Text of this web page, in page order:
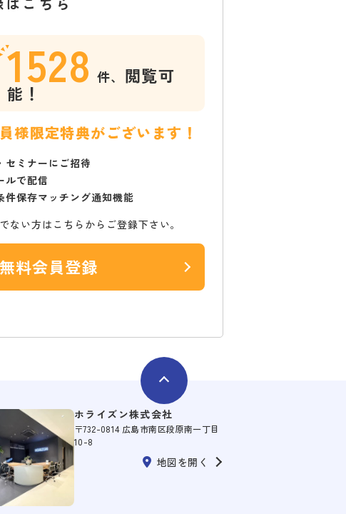
1528 件、 閲覧可
能！
様限定特典がございます！
セミナーにご招待
ルで配信
件保存マッチング通知機能
ない方はこちらからご登録下さい。
無料会員登録
ホライズン株式会社
〒732-0814 広島市南区段原南一丁目
10-8
地図を開く